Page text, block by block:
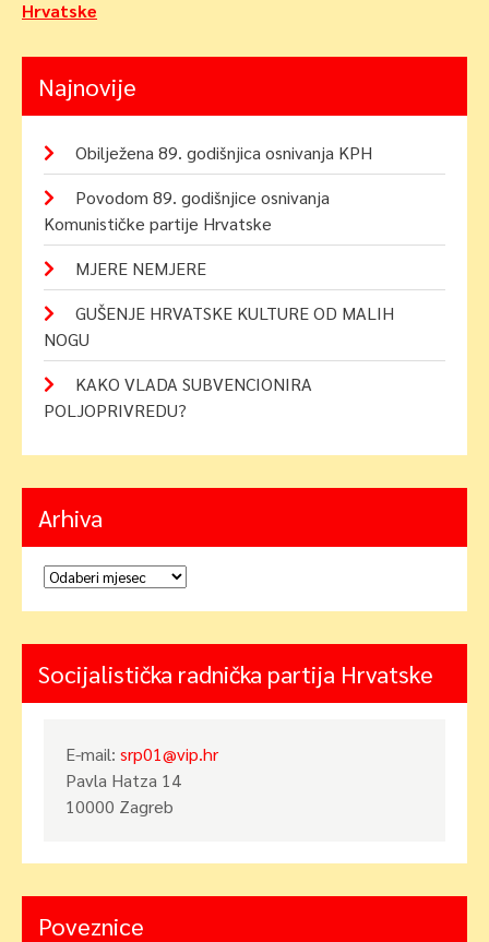
Hrvatske
Najnovije
Obilježena 89. godišnjica osnivanja KPH
Povodom 89. godišnjice osnivanja
Komunističke partije Hrvatske
MJERE NEMJERE
GUŠENJE HRVATSKE KULTURE OD MALIH
NOGU
KAKO VLADA SUBVENCIONIRA
POLJOPRIVREDU?
Arhiva
Arhiva
Socijalistička radnička partija Hrvatske
E-mail: srp01@vip.hr
Pavla Hatza 14
10000 Zagreb
Poveznice